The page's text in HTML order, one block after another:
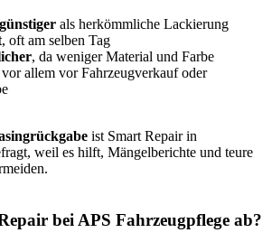
als herkömmliche Lackierung
, oft am selben Tag
, da weniger Material und Farbe
vor allem vor Fahrzeugverkauf oder
ist Smart Repair in
weil es hilft, Mängelberichte und teure
bei APS Fahrzeugpflege ab?